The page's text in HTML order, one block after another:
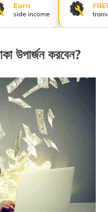
Earn
side income
উপার্জন করবেন?